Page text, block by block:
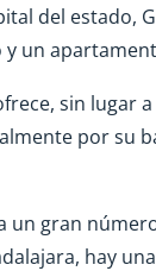
del estado,
un
sin lugar
por su
un gran
hay